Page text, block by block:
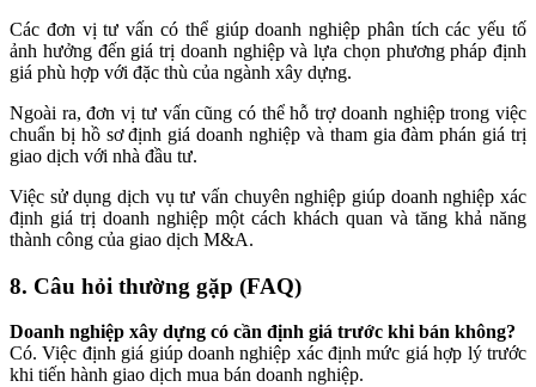
Các đơn vị tư vấn có thể giúp doanh nghiệp phân tích các yếu tố
ảnh hưởng đến giá trị doanh nghiệp và lựa chọn phương pháp định
giá phù hợp với đặc thù của ngành xây dựng.
Ngoài ra, đơn vị tư vấn cũng có thể hỗ trợ doanh nghiệp trong việc
chuẩn bị hồ sơ định giá doanh nghiệp và tham gia đàm phán giá trị
giao dịch với nhà đầu tư.
Việc sử dụng dịch vụ tư vấn chuyên nghiệp giúp doanh nghiệp xác
định giá trị doanh nghiệp một cách khách quan và tăng khả năng
thành công của giao dịch M&A.
8. Câu hỏi thường gặp (FAQ)
Doanh nghiệp xây dựng có cần định giá trước khi bán không?
Có. Việc định giá giúp doanh nghiệp xác định mức giá hợp lý trước
khi tiến hành giao dịch mua bán doanh nghiệp.